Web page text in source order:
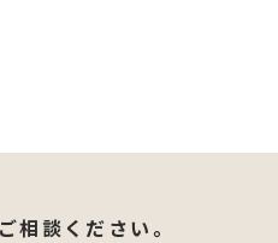
相談ください。